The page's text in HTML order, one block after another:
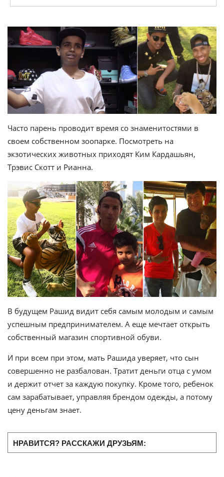
Часто парень проводит время со знаменитостями в
своем собственном зоопарке. Посмотреть на
экзотических животных приходят Ким Кардашьян,
Трэвис Скотт и Рианна.
В будущем Рашид видит себя самым молодым и самым
успешным предпринимателем. А еще мечтает открыть
собственный магазин спортивной обуви.
И при всем при этом, мать Рашида уверяет, что сын
совершенно не разбалован. Тратит деньги отца с умом
и держит отчет за каждую покупку. Кроме того, ребенок
сам зарабатывает, управляя брендом одежды, а потому
цену деньгам знает.
НРАВИТСЯ? РАССКАЖИ ДРУЗЬЯМ: